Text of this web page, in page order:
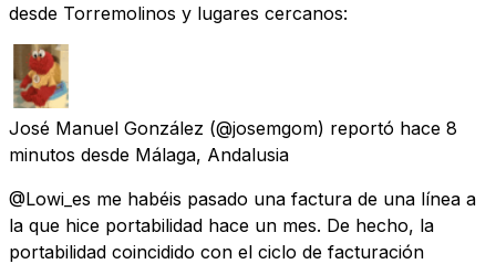
desde Torremolinos y lugares cercanos:
José Manuel González (@josemgom) reportó hace 8
minutos desde Málaga, Andalusia
@Lowi_es me habéis pasado una factura de una línea a
la que hice portabilidad hace un mes. De hecho, la
portabilidad coincidido con el ciclo de facturación